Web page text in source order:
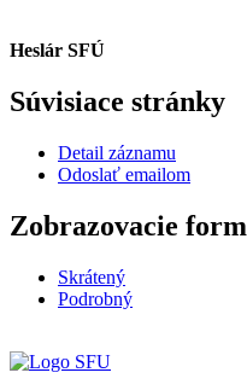
Heslár SFÚ
Súvisiace stránky
Detail záznamu
Odoslať emailom
Zobrazovacie
Skrátený
Podrobný